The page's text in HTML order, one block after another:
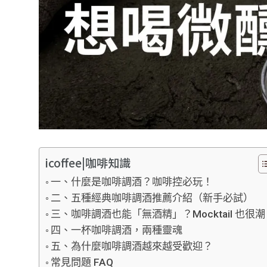
icoffee|咖啡知識
一、什麼是咖啡調酒？咖啡控必玩！
二、五種經典咖啡調酒推薦介紹（新手必試）
三、咖啡調酒也能「無酒精」？Mocktail 也很
四、一杯咖啡調酒，兩種靈魂
五、為什麼咖啡調酒越來越受歡迎？
常見問題 FAQ